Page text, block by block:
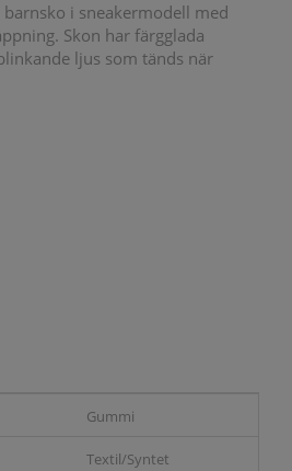
i sneakermodell med
Skon har färgglada
ljus som tänds när
Gummi
Textil/Syntet